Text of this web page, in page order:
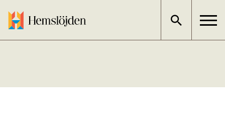
innehållet